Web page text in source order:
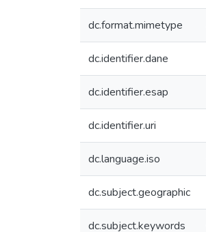
dc.format.mimetype
dc.identifier.dane
dc.identifier.esap
dc.identifier.uri
dc.language.iso
dc.subject.geographic
dc.subject.keywords